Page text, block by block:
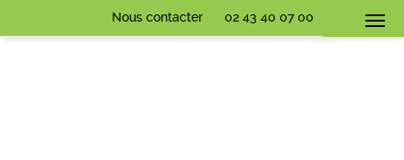
Nous contacter 02 43 40 07 00